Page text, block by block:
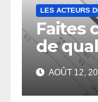
LES ACTEURS
Faites
de
vous
AOÛT 12,